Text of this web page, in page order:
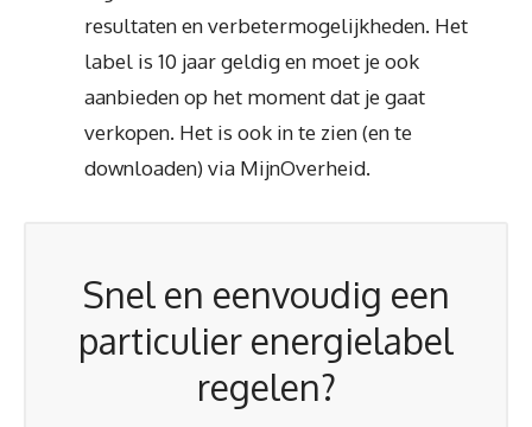
resultaten en verbetermogelijkheden. Het
label is 10 jaar geldig en moet je ook
aanbieden op het moment dat je gaat
verkopen. Het is ook in te zien (en te
downloaden) via MijnOverheid.
Snel en eenvoudig een
particulier energielabel
regelen?